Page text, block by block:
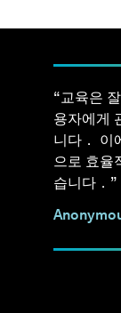
“ 교육은
용자에게
니다． 이
으로 효율
습니다．”